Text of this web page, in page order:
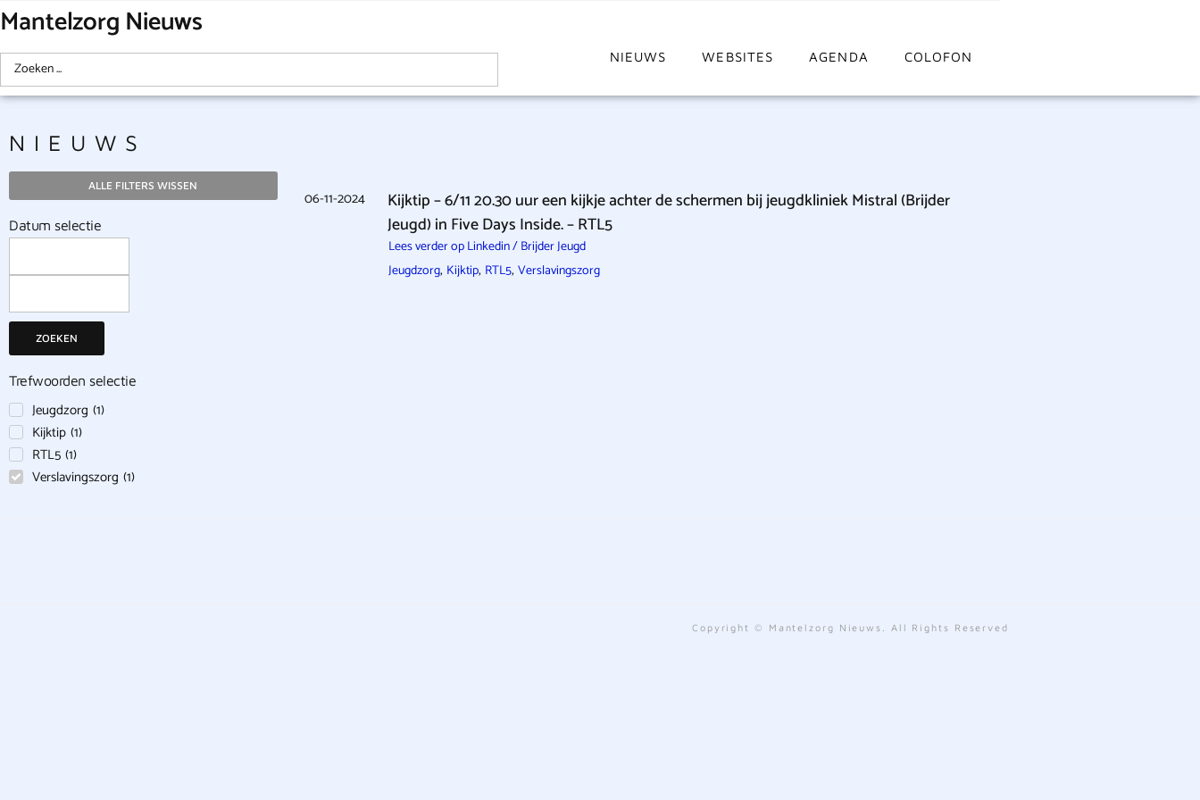
Mantelzorg Nieuws
NIEUWS WEBSITES AGENDA COLOFON
NIEUWS
ALLE FILTERS WISSEN
Datum selectie
ZOEKEN
Trefwoorden selectie
Jeugdzorg (1)
Kijktip (1)
RTL5 (1)
Verslavingszorg (1)
06-11-2024
Kijktip – 6/11 20.30 uur een kijkje achter de schermen bij jeugdkliniek Mistral (Brijder
Jeugd) in Five Days Inside. – RTL5
Lees verder op Linkedin / Brijder Jeugd
Jeugdzorg, Kijktip, RTL5, Verslavingszorg
Copyright © Mantelzorg Nieuws. All Rights Reserved